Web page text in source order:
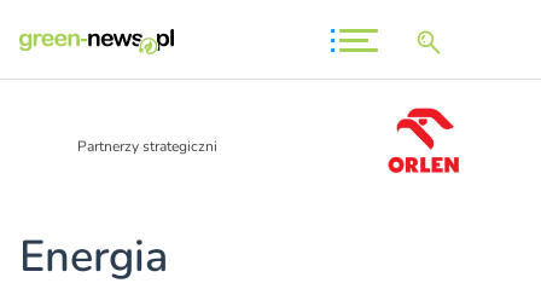
Partnerzy strategiczni
Energia